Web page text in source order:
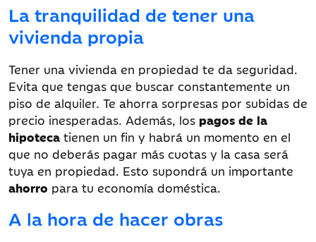
La tranquilidad de tener una
vivienda propia
Tener una vivienda en propiedad te da seguridad.
Evita que tengas que buscar constantemente un
piso de alquiler. Te ahorra sorpresas por subidas de
precio inesperadas. Además, los pagos de la
hipoteca tienen un fin y habrá un momento en el
que no deberás pagar más cuotas y la casa será
tuya en propiedad. Esto supondrá un importante
ahorro para tu economía doméstica.
A la hora de hacer obras